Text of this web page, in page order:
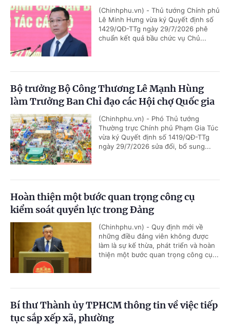
(Chinhphu.vn) - Thủ tướng Chính phủ
Lê Minh Hưng vừa ký Quyết định số
1429/QĐ-TTg ngày 29/7/2026 phê
chuẩn kết quả bầu chức vụ Chủ...
Bộ trưởng Bộ Công Thương Lê Mạnh Hùng
làm Trưởng Ban Chỉ đạo các Hội chợ Quốc gia
(Chinhphu.vn) - Phó Thủ tướng
Thường trực Chính phủ Phạm Gia Túc
vừa ký Quyết định số 1419/QĐ-TTg
ngày 29/7/2026 sửa đổi, bổ sung...
Hoàn thiện một bước quan trọng công cụ
kiểm soát quyền lực trong Đảng
(Chinhphu.vn) - Quy định mới về
những điều đảng viên không được
làm là sự kế thừa, phát triển và hoàn
thiện một bước quan trọng công cụ...
Bí thư Thành ủy TPHCM thông tin về việc tiếp
tục sắp xếp xã, phường